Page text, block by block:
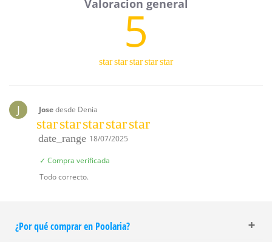
5
starstarstarstarstar
J Josedesde Denia
starstarstarstarstar
date_range 18/07/2025
✓ Compra verificada
Todo correcto.
¿Por qué comprar en Poolaria?